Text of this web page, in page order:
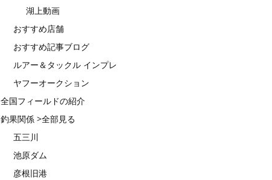
湖上動画
おすすめ店舗
おすすめ記事ブログ
ルアー＆タックル インプレ
ヤフーオークション
全国フィールドの紹介
釣果関係 >全部見る
五三川
池原ダム
彦根旧港